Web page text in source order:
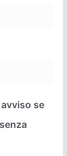
se